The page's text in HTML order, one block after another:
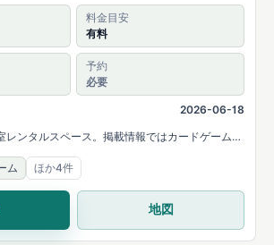
料金目安
有料
予約
必要
2026-06-18
レンタルスペース。掲載情報ではカードゲームや
ていると案内され、14名まで利用できます。
ム
ほか4件
地図